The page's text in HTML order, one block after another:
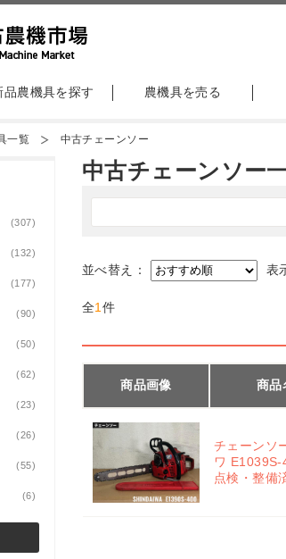
品農機具を探す 農機具を売る
一覧 中古チェーンソー
中古チェーンソー
並べ替え： 表
全1 件
商品画像 商品
チェーンソ
ワ E1039S-
点検・整備
(307)
(132)
(177)
(90)
(50)
(62)
(23)
(26)
(55)
(6)